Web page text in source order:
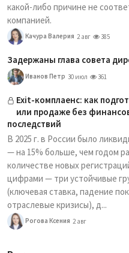
какой-либо причине не
компанией.
Качура Валерия 2 авг 385
Задержаны глава совета
Иванов Петр 30 июл 361
Exit-комплаенс: как
или продаже без
последствий
В 2025 г. в России было
— на 15% больше, чем годом
количестве новых
цифрами — три устойчивые
(ключевая ставка, падение
отраслевые кризисы), д...
Рогова Ксения 2 авг